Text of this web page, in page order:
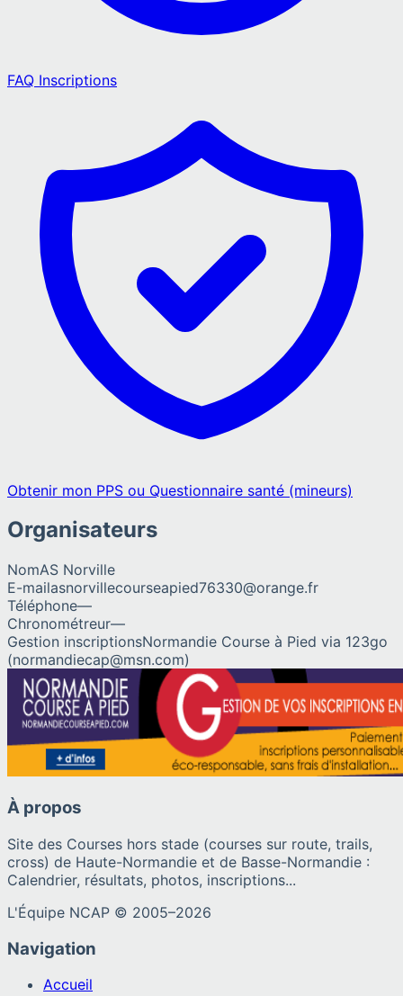
FAQ Inscriptions
Obtenir mon PPS ou Questionnaire santé (mineurs)
Organisateurs
NomAS Norville
E-mailasnorvillecourseapied76330@orange.fr
Téléphone—
Chronométreur—
Gestion inscriptionsNormandie Course à Pied via 123go
(normandiecap@msn.com)
À propos
Site des Courses hors stade (courses sur route, trails,
cross) de Haute-Normandie et de Basse-Normandie :
Calendrier, résultats, photos, inscriptions...
L'Équipe NCAP © 2005–2026
Navigation
Accueil